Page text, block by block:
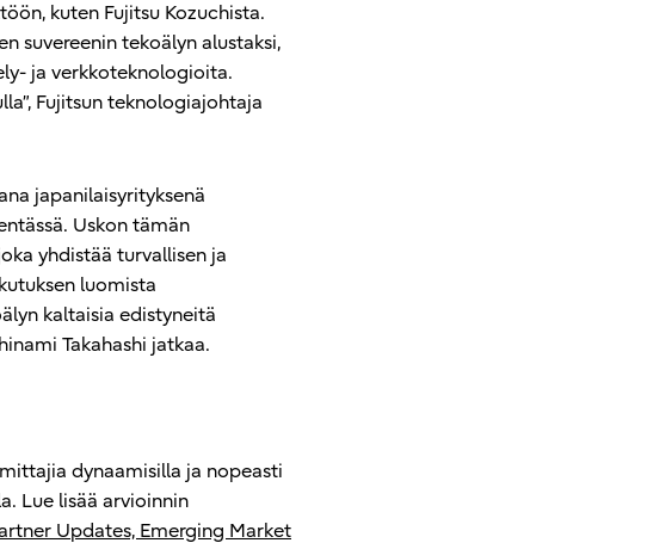
kuten Fujitsu Kozuchista.
suvereenin tekoälyn alustaksi,
ja verkkoteknologioita.
Fujitsun teknologiajohtaja
japanilaisyrityksenä
Uskon tämän
yhdistää turvallisen ja
luomista
kaltaisia edistyneitä
Takahashi jatkaa.
dynaamisilla ja nopeasti
Lue lisää arvioinnin
Updates, Emerging Market